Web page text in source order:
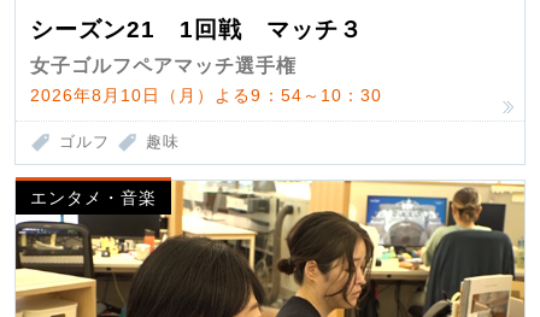
シーズン21 1回戦 マッチ３
女子ゴルフペアマッチ選手権
2026年8月10日（月）よる9：54～10：30
ゴルフ 趣味
エンタメ・音楽